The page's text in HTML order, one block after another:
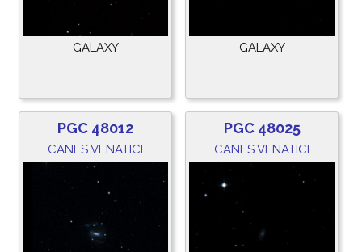
GALAXY GALAXY
PGC 48012
CANES VENATICI
PGC 48025
CANES VENATICI